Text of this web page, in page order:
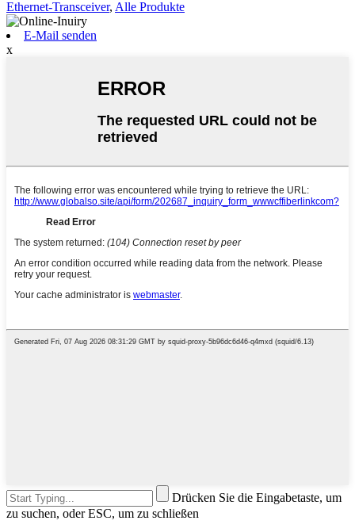
Ethernet-Transceiver, Alle Produkte
E-Mail senden
x
Drücken Sie die Eingabetaste, um
zu suchen, oder ESC, um zu schließen